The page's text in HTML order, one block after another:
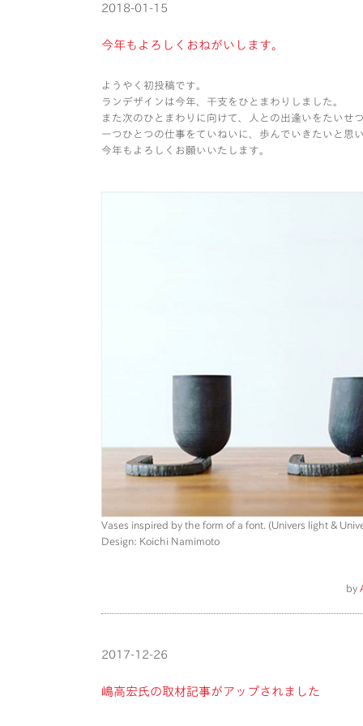
2018-01-15
今年もよろしくおねがいします。
ようやく初投稿です。
ランデザインは今年、干支をひとまわりしました。
また次のひとまわりに向けて、人との出逢いをたいせ
一つひとつの仕事をていねいに、歩んでいきたいと思
今年もよろしくお願いいたします。
Vases inspired by the form of a font. (Univers light &
Design: Koichi Namimoto
by
2017-12-26
嶋高宏氏の取材記事がアップされました